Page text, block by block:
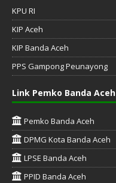
KPU RI
KIP Aceh
KIP Banda Aceh
PPS Gampong Peunayong
Link Pemko Banda Aceh
Pemko Banda Aceh
DPMG Kota Banda Aceh
LPSE Banda Aceh
PPID Banda Aceh